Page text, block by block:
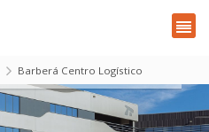
Barberá Centro Logístico